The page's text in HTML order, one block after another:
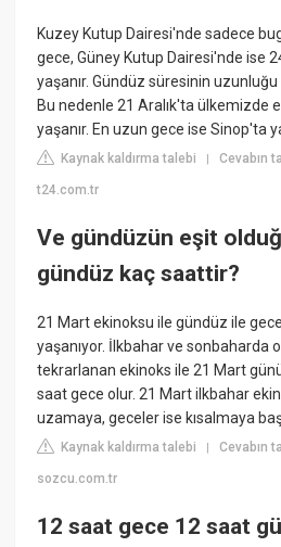
Kuzey Kutup Dairesi'nde sadece
gece, Güney Kutup Dairesi'nde ise
yaşanır. Gündüz süresinin
Bu nedenle 21 Aralık'ta ülkemizde
yaşanır. En uzun gece ise Sinop'ta
Kaynak kaldırma talebi |Cevabın
t24.com.tr
Ve gündüzün eşit
gündüz kaç saattir?
21 Mart ekinoksu ile gündüz ile
yaşanıyor. İlkbahar ve sonbaharda
tekrarlanan ekinoks ile 21 Mart
saat gece olur. 21 Mart ilkbahar
uzamaya, geceler ise kısalmaya
Kaynak kaldırma talebi |Cevabın
sozcu.com.tr
12 saat gece 12 saat